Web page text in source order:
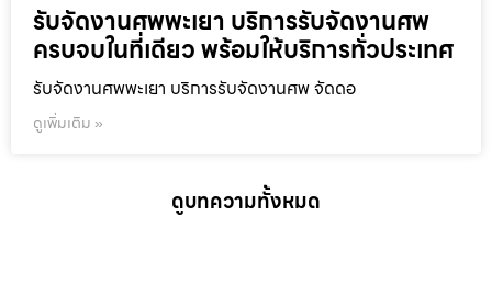
รับจัดงานศพพะเยา บริการรับจัดงานศพ
ครบจบในที่เดียว พร้อมให้บริการทั่วประเทศ
รับจัดงานศพพะเยา บริการรับจัดงานศพ จัดดอ
ดูเพิ่มเติม »
ดูบทความทั้งหมด